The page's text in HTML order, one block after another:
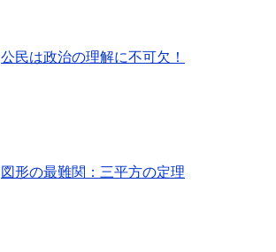
公民は政治の理解に不可欠！
図形の最難関：三平方の定理